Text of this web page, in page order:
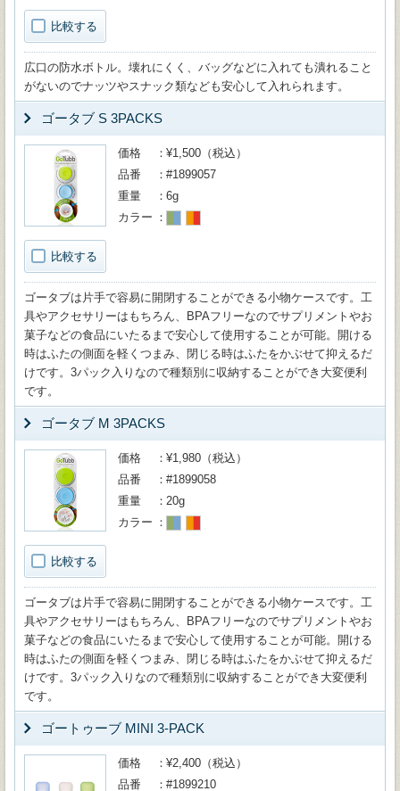
比較する
広口の防水ボトル。壊れにくく、バッグなどに入れても潰れること
がないのでナッツやスナック類なども安心して入れられます。
ゴータブ S 3PACKS
比較する
価格
¥1,500（税込）
品番
#1899057
重量
6g
カラー
ゴータブは片手で容易に開閉することができる小物ケースです。工
具やアクセサリーはもちろん、BPAフリーなのでサプリメントやお
菓子などの食品にいたるまで安心して使用することが可能。開ける
時はふたの側面を軽くつまみ、閉じる時はふたをかぶせて抑えるだ
けです。3パック入りなので種類別に収納することができ大変便利
です。
ゴータブ M 3PACKS
比較する
価格
¥1,980（税込）
品番
#1899058
重量
20g
カラー
ゴータブは片手で容易に開閉することができる小物ケースです。工
具やアクセサリーはもちろん、BPAフリーなのでサプリメントやお
菓子などの食品にいたるまで安心して使用することが可能。開ける
時はふたの側面を軽くつまみ、閉じる時はふたをかぶせて抑えるだ
けです。3パック入りなので種類別に収納することができ大変便利
です。
ゴートゥーブ MINI 3-PACK
価格
¥2,400（税込）
品番
#1899210